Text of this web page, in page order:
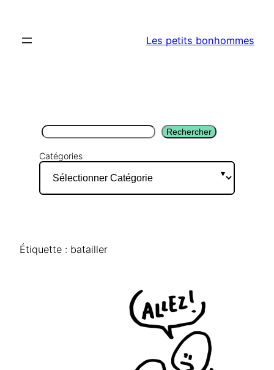
contenu
Les petits bonhommes
Rechercher Rechercher
Catégories
Étiquette : batailler